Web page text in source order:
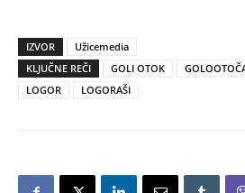
IZVOR
Užicemedia
KLJUČNE REČI
GOLI OTOK
LOGOR
LOGORAŠI